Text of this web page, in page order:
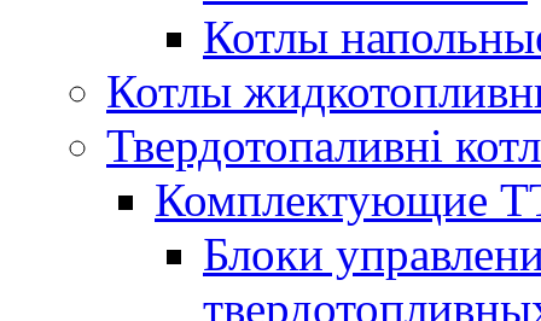
Котлы
Котлы
Твердотопаливні
Комплектующие
Блоки